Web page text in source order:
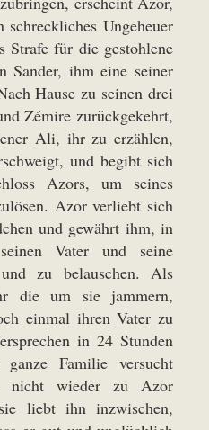
Ungeheuer
für die gestohlene
Sander, ihm eine seiner
Hause zu seinen drei
Zémire zurückgekehrt,
Ali, ihr zu erzählen,
und begibt sich
Azors, um seines
Azor verliebt sich
und gewährt ihm, in
Vater und seine
zu belauschen. Als
die um sie jammern,
einmal ihren Vater zu
in 24 Stunden
Familie versucht
nicht wieder zu Azor
liebt ihn inzwischen,